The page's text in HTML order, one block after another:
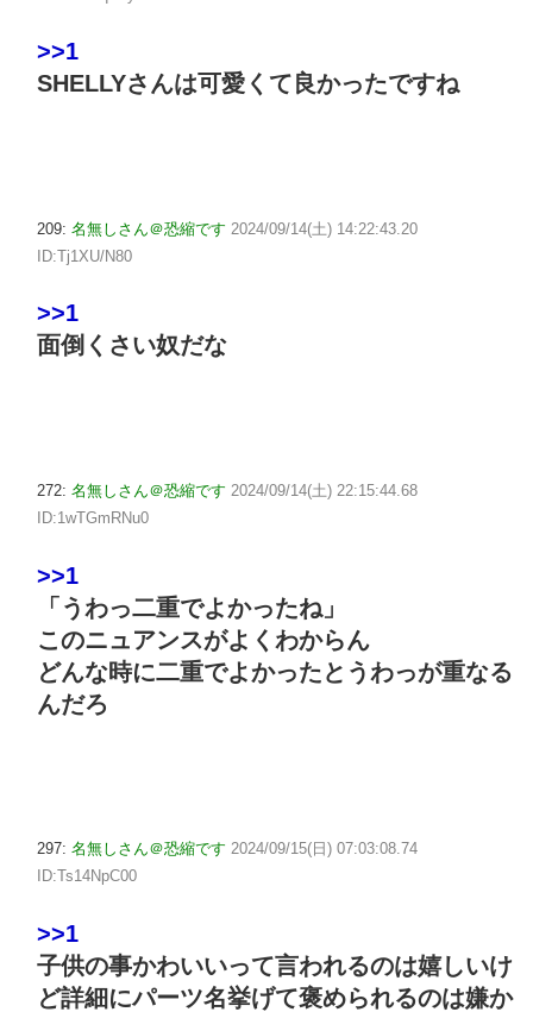
>>1
SHELLYさんは可愛くて良かったですね
209: 名無しさん＠恐縮です 2024/09/14(土) 14:22:43.20
ID:Tj1XU/N80
>>1
面倒くさい奴だな
272: 名無しさん＠恐縮です 2024/09/14(土) 22:15:44.68
ID:1wTGmRNu0
>>1
「うわっ二重でよかったね」
このニュアンスがよくわからん
どんな時に二重でよかったとうわっが重なる
んだろ
297: 名無しさん＠恐縮です 2024/09/15(日) 07:03:08.74
ID:Ts14NpC00
>>1
子供の事かわいいって言われるのは嬉しいけ
ど詳細にパーツ名挙げて褒められるのは嫌か